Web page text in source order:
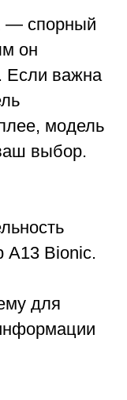
— спорный
он
Если важна
модель
выбор.
A13 Bionic.
для